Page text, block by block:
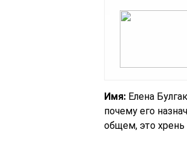
Имя: Елена
почему его
общем, это хрень